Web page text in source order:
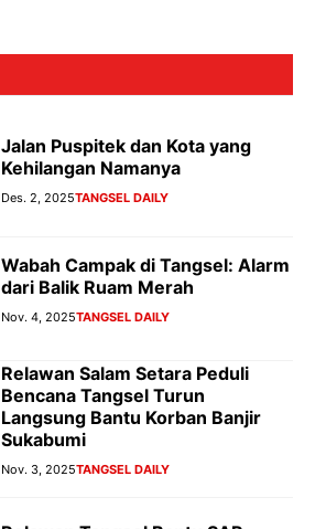
Jalan Puspitek dan Kota yang
Kehilangan Namanya
Des. 2, 2025TANGSEL DAILY
Wabah Campak di Tangsel: Alarm
dari Balik Ruam Merah
Nov. 4, 2025TANGSEL DAILY
Relawan Salam Setara Peduli
Bencana Tangsel Turun
Langsung Bantu Korban Banjir
Sukabumi
Nov. 3, 2025TANGSEL DAILY